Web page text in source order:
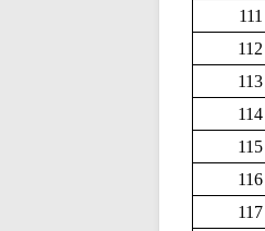
111
112
113
114
115
116
117